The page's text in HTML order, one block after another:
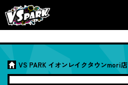
VS PARK イオンレイクタウンmori店